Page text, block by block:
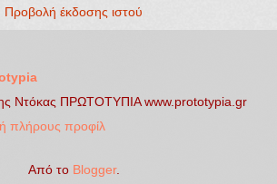
Προβολή έκδοσης ιστού
Ντόκας ΠΡΩΤΟΤΥΠΙΑ www.prototypia.gr
πλήρους προφίλ
Από το Blogger.